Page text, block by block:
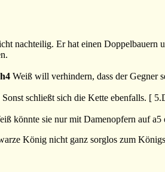
nachteilig. Er hat einen
Weiß will verhindern, dass der Gegner
Sonst schließt sich die Kette ebenfalls. [
könnte sie nur mit Damenopfern auf
König nicht ganz sorglos zum